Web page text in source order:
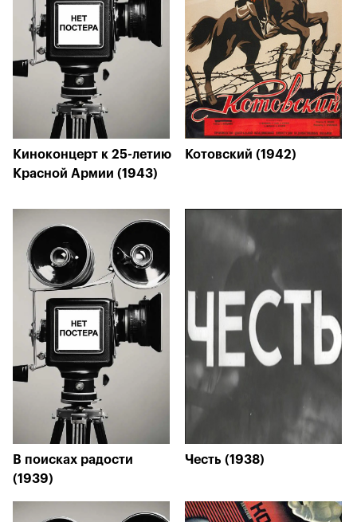
Киноконцерт к 25-летию
Красной Армии (1943)
Котовский (1942)
В поисках радости
(1939)
Честь (1938)